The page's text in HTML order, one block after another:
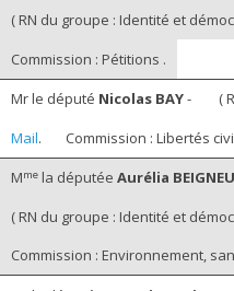
( RN du groupe : Identité et
Commission : Pétitions .
Mr le député Nicolas BAY-
(
Mail. Commission : Libertés
Mmela députée Aurélia
( RN du groupe : Identité et
Commission : Environnement,